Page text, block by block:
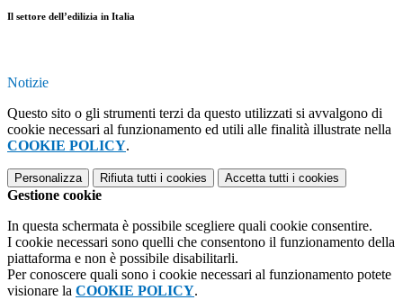
Il settore dell’edilizia in Italia
Notizie
Questo sito o gli strumenti terzi da questo utilizzati si avvalgono di
cookie necessari al funzionamento ed utili alle finalità illustrate nella
COOKIE POLICY.
Personalizza Rifiuta tutti i cookies Accetta tutti i cookies
Gestione cookie
In questa schermata è possibile scegliere quali cookie consentire.
I cookie necessari sono quelli che consentono il funzionamento della
piattaforma e non è possibile disabilitarli.
Per conoscere quali sono i cookie necessari al funzionamento potete
visionare la COOKIE POLICY.